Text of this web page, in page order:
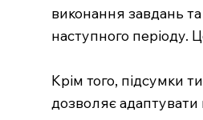
виконання завдань
наступного періоду.
Крім того, підсумки
дозволяє